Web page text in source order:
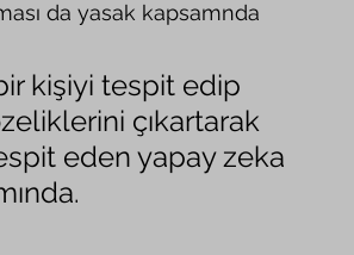
da yasak kapsamnda
kişiyi tespit edip
çıkartarak
eden yapay zeka